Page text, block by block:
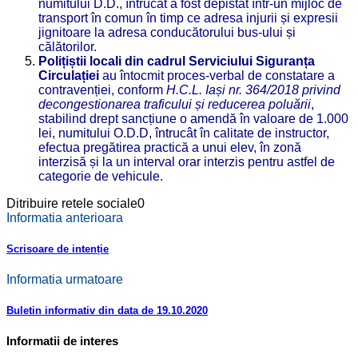
numitului D.D., întrucât a fost depistat într-un mijloc de
transport în comun în timp ce adresa injurii și expresii
jignitoare la adresa conducătorului bus-ului și
călătorilor.
Polițiștii locali din cadrul Serviciului Siguranța
Circulației au întocmit proces-verbal de constatare a
contravenției, conform H.C.L. Iași nr. 364/2018 privind
decongestionarea traficului și reducerea poluării,
stabilind drept sancțiune o amendă în valoare de 1.000
lei, numitului O.D.D, întrucât în calitate de instructor,
efectua pregătirea practică a unui elev, în zonă
interzisă și la un interval orar interzis pentru astfel de
categorie de vehicule.
Ditribuire retele sociale0
Informatia anterioara
Scrisoare de intenție
Informatia urmatoare
Buletin informativ din data de 19.10.2020
Informatii de interes